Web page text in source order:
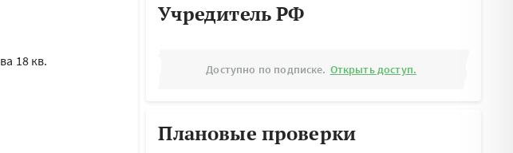
18 кв.
Учредитель РФ
Доступно по подписке. Открыть доступ.
Плановые проверки